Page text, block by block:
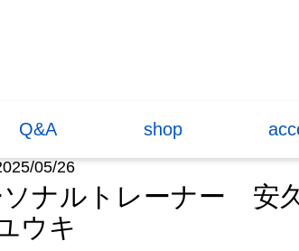
Q&A shop
05/26
ナルトレーナー
ウキ